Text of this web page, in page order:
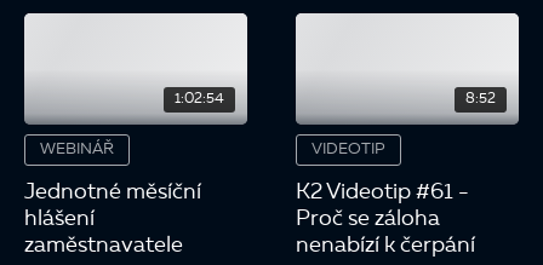
1:02:54
WEBINÁŘ
Jednotné měsíční
hlášení
zaměstnavatele
8:52
VIDEOTIP
K2 Videotip #61 -
Proč se záloha
nenabízí k čerpání